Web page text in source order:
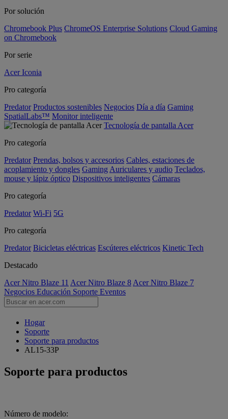
Por solución
Chromebook Plus ChromeOS Enterprise Solutions Cloud Gaming
on Chromebook
Por serie
Acer Iconia
Pro categoría
Predator Productos sostenibles Negocios Día a día Gaming
SpatialLabs™ Monitor inteligente
Tecnología de pantalla Acer
Pro categoría
Predator Prendas, bolsos y accesorios Cables, estaciones de
acoplamiento y dongles Gaming Auriculares y audio Teclados,
mouse y lápiz óptico Dispositivos inteligentes Cámaras
Pro categoría
Predator Wi-Fi 5G
Pro categoría
Predator Bicicletas eléctricas Escúteres eléctricos Kinetic Tech
Destacado
Acer Nitro Blaze 11 Acer Nitro Blaze 8 Acer Nitro Blaze 7
Negocios Educación Soporte Eventos
Hogar
Soporte
Soporte para productos
AL15-33P
Soporte para productos
Número de modelo: